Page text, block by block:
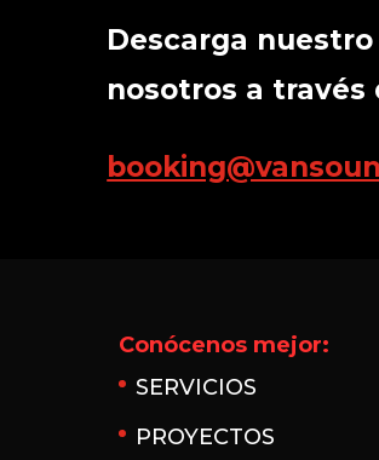
Descarga nuestro
nosotros a través
Conócenos mejor:
SERVICIOS
PROYECTOS